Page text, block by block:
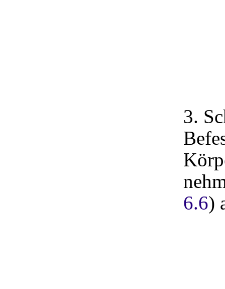
3.
6.6)